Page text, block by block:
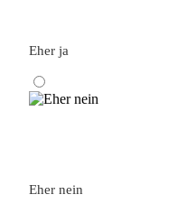
Eher ja
Eher nein